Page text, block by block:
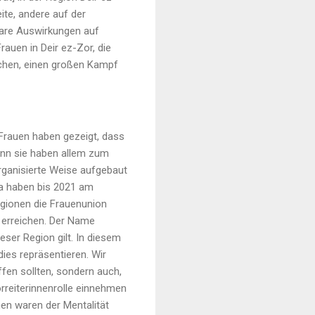
andere auf der
Auswirkungen auf
in Deir ez-Zor, die
einen großen Kampf
haben gezeigt, dass
sie haben allem zum
Weise aufgebaut
haben bis 2021 am
die Frauenunion
Der Name
Region gilt. In diesem
repräsentieren. Wir
sollten, sondern auch,
einnehmen
waren der Mentalität